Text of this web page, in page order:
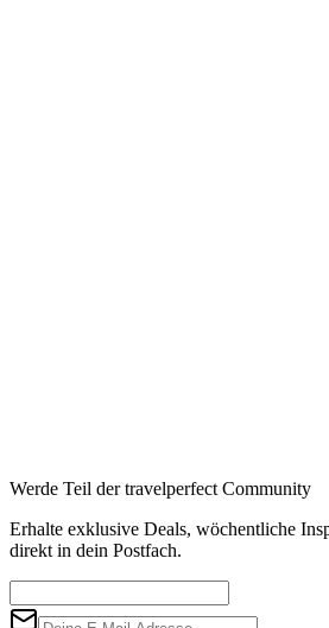
Werde Teil der travelperfect Community
Erhalte exklusive Deals, wöchentliche
direkt in dein Postfach.